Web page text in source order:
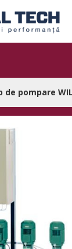
de pompare